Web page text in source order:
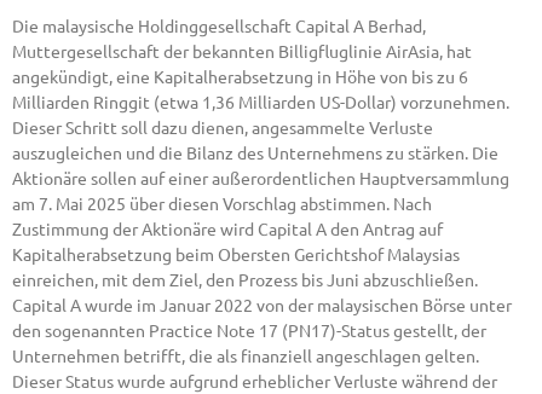
Die malaysische Holdinggesellschaft Capital A Berhad,
Muttergesellschaft der bekannten Billigfluglinie AirAsia, hat
angekündigt, eine Kapitalherabsetzung in Höhe von bis zu 6
Milliarden Ringgit (etwa 1,36 Milliarden US-Dollar) vorzunehmen.
Dieser Schritt soll dazu dienen, angesammelte Verluste
auszugleichen und die Bilanz des Unternehmens zu stärken. Die
Aktionäre sollen auf einer außerordentlichen Hauptversammlung
am 7. Mai 2025 über diesen Vorschlag abstimmen. Nach
Zustimmung der Aktionäre wird Capital A den Antrag auf
Kapitalherabsetzung beim Obersten Gerichtshof Malaysias
einreichen, mit dem Ziel, den Prozess bis Juni abzuschließen.
Capital A wurde im Januar 2022 von der malaysischen Börse unter
den sogenannten Practice Note 17 (PN17)-Status gestellt, der
Unternehmen betrifft, die als finanziell angeschlagen gelten.
Dieser Status wurde aufgrund erheblicher Verluste während der